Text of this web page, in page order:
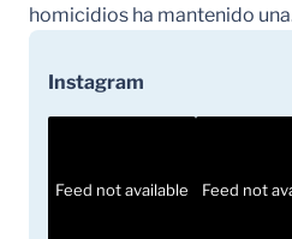
homicidios ha mantenido
Instagram
Feed not available Feed not